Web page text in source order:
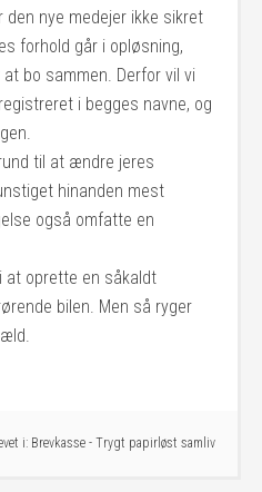
den nye medejer ikke sikret
forhold går i opløsning,
bo sammen. Derfor vil vi
i begges navne, og
til at ændre jeres
hinanden mest
også omfatte en
at oprette en såkaldt
bilen. Men så ryger
i: Brevkasse - Trygt papirløst samliv